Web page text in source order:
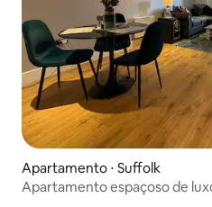
Apartamento ⋅ Suffolk
Apartamento espaçoso de